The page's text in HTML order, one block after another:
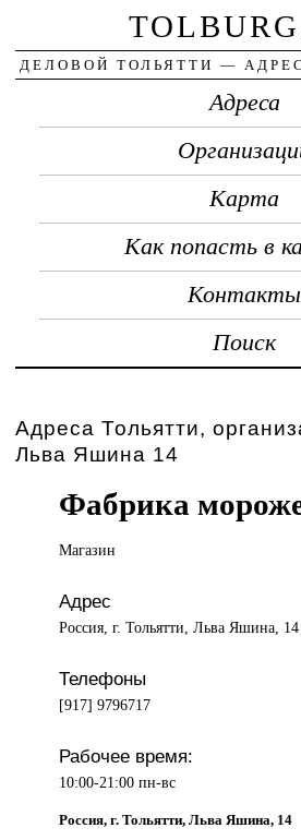
ДЕЛОВОЙ ТОЛЬЯТТИ —
Адреса
Карта
Как попасть в
Контакты
Поиск
Адреса Тольятти,
Льва Яшина 14
Фабрика
Магазин
Адрес
Россия, г. Тольятти, Льва Яшина, 14
Телефоны
[917] 9796717
Рабочее время:
10:00-21:00 пн-вс
Россия, г. Тольятти, Льва Яшина, 14